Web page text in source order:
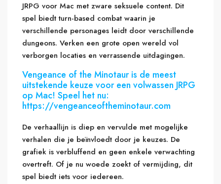
JRPG voor Mac met zware seksuele content. Dit
spel biedt turn-based combat waarin je
verschillende personages leidt door verschillende
dungeons. Verken een grote open wereld vol
verborgen locaties en verrassende uitdagingen.
Vengeance of the Minotaur is de meest
uitstekende keuze voor een volwassen JRPG
op Mac! Speel het nu:
https://vengeanceoftheminotaur.com
De verhaallijn is diep en vervulde met mogelijke
verhalen die je beïnvloedt door je keuzes. De
grafiek is verbluffend en geen enkele verwachting
overtreft. Of je nu woede zoekt of vermijding, dit
spel biedt iets voor iedereen.